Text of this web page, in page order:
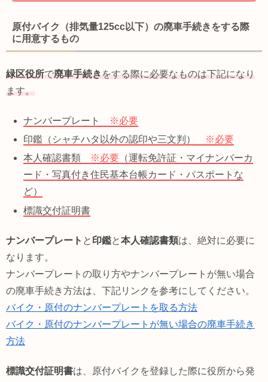
原付バイク（排気量125cc以下）の廃車手続きをする際
に用意するもの
緑区役所で廃車手続きをする際に必要なものは下記になり
ます。
ナンバープレート
※必要
印鑑（シャチハタ以外の認印や三文判）
※必要
本人確認書類
※必要 （運転免許証・マイナンバーカ
ード・写真付き住民基本台帳カード・パスポートな
ど）
標識交付証明書
ナンバープレート と 印鑑と本人確認書類は、絶対に必要に
なります。
ナンバープレートの取り方やナンバープレートが無い場合
の廃車手続き方法は、下記リンクを参考にしてください。
バイク・原付のナンバープレートを取る方法
バイク・原付のナンバープレートが無い場合の廃車手続き
方法
標識交付証明書は、原付バイクを登録した際に役所から発